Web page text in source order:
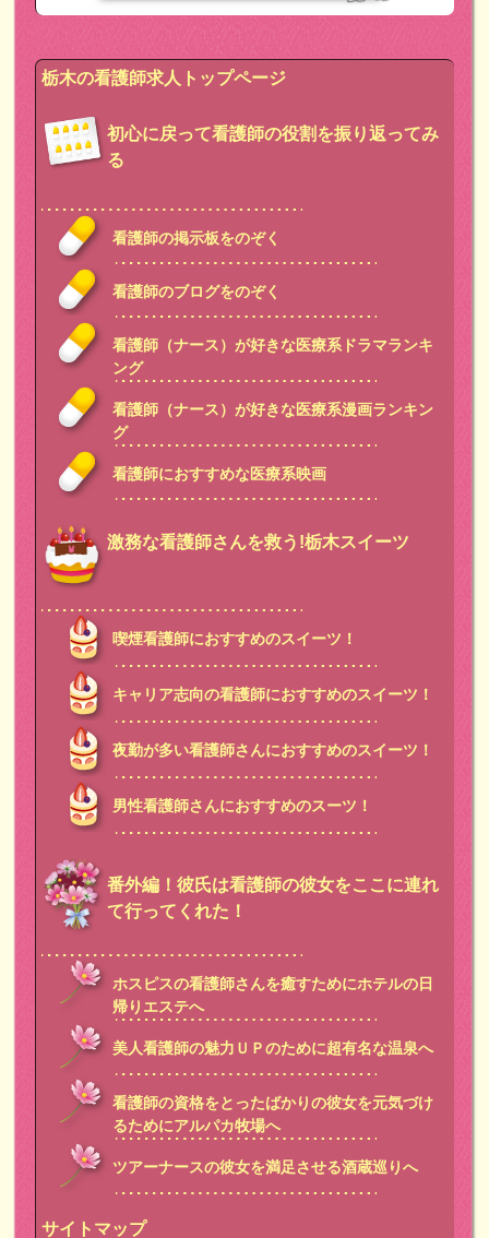
栃木の看護師求人トップページ
初心に戻って看護師の役割を振り返ってみ
る
看護師の掲示板をのぞく
看護師のブログをのぞく
看護師（ナース）が好きな医療系ドラマランキ
ング
看護師（ナース）が好きな医療系漫画ランキン
グ
看護師におすすめな医療系映画
激務な看護師さんを救う!栃木スイーツ
喫煙看護師におすすめのスイーツ！
キャリア志向の看護師におすすめのスイーツ！
夜勤が多い看護師さんにおすすめのスイーツ！
男性看護師さんにおすすめのスーツ！
番外編！彼氏は看護師の彼女をここに連れ
て行ってくれた！
ホスピスの看護師さんを癒すためにホテルの日
帰りエステへ
美人看護師の魅力ＵＰのために超有名な温泉へ
看護師の資格をとったばかりの彼女を元気づけ
るためにアルパカ牧場へ
ツアーナースの彼女を満足させる酒蔵巡りへ
サイトマップ